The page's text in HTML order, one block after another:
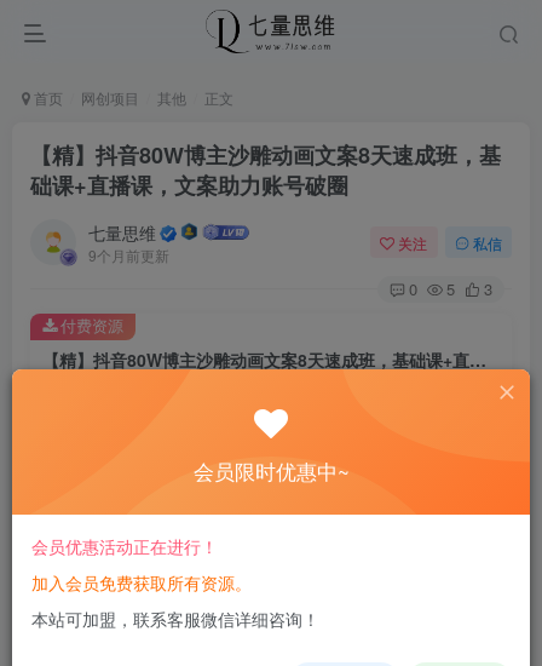
首页 网创项目 其他 正文
【精】抖音80W博主沙雕动画文案8天速成班，基
础课+直播课，文案助力账号破圈
七量思维
9个月前更新
关注 私信
0 5 3
【精】抖音80W博主沙雕动画文案8天速成班，基础课+直播课，文案助力账号破圈
8.8
免费
您当前未登录！建议登陆后购买，可保存购买订单
付费资源
会员限时优惠中~
会员优惠活动正在进行！
加入会员免费获取所有资源。
本站可加盟，联系客服微信详细咨询！